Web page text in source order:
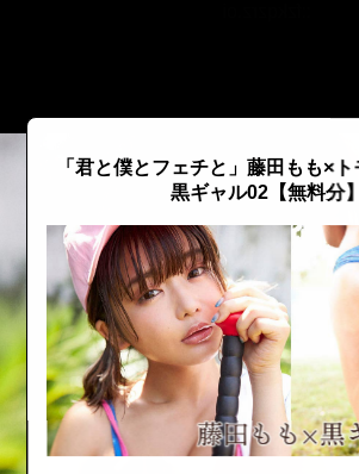
「君と僕とフェチと」藤田もも×
黒ギャル02【無料分】